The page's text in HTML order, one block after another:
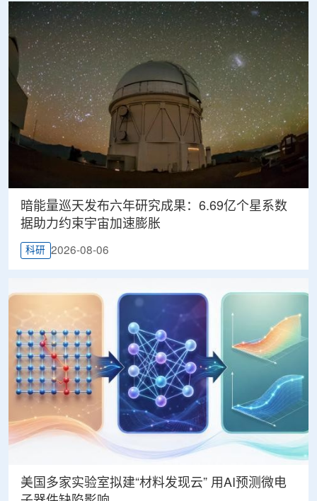
暗能量巡天发布六年研究成果：6.69亿个星系数
据助力约束宇宙加速膨胀
科研 2026-08-06
美国多家实验室拟建“材料发现云” 用AI预测微电